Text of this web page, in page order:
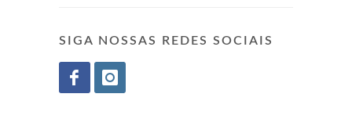
SIGA NOSSAS REDES SOCIAIS